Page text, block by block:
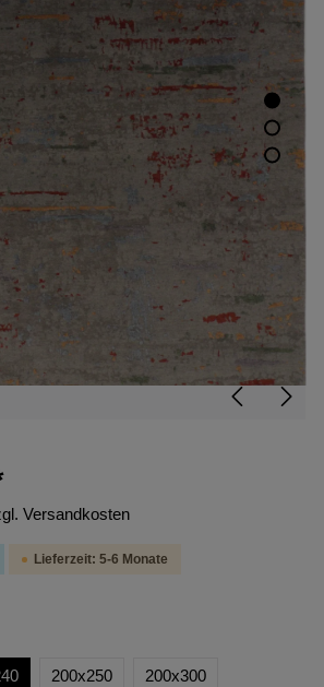
Versandkosten
Lieferzeit: 5-6 Monate
200x250 200x300